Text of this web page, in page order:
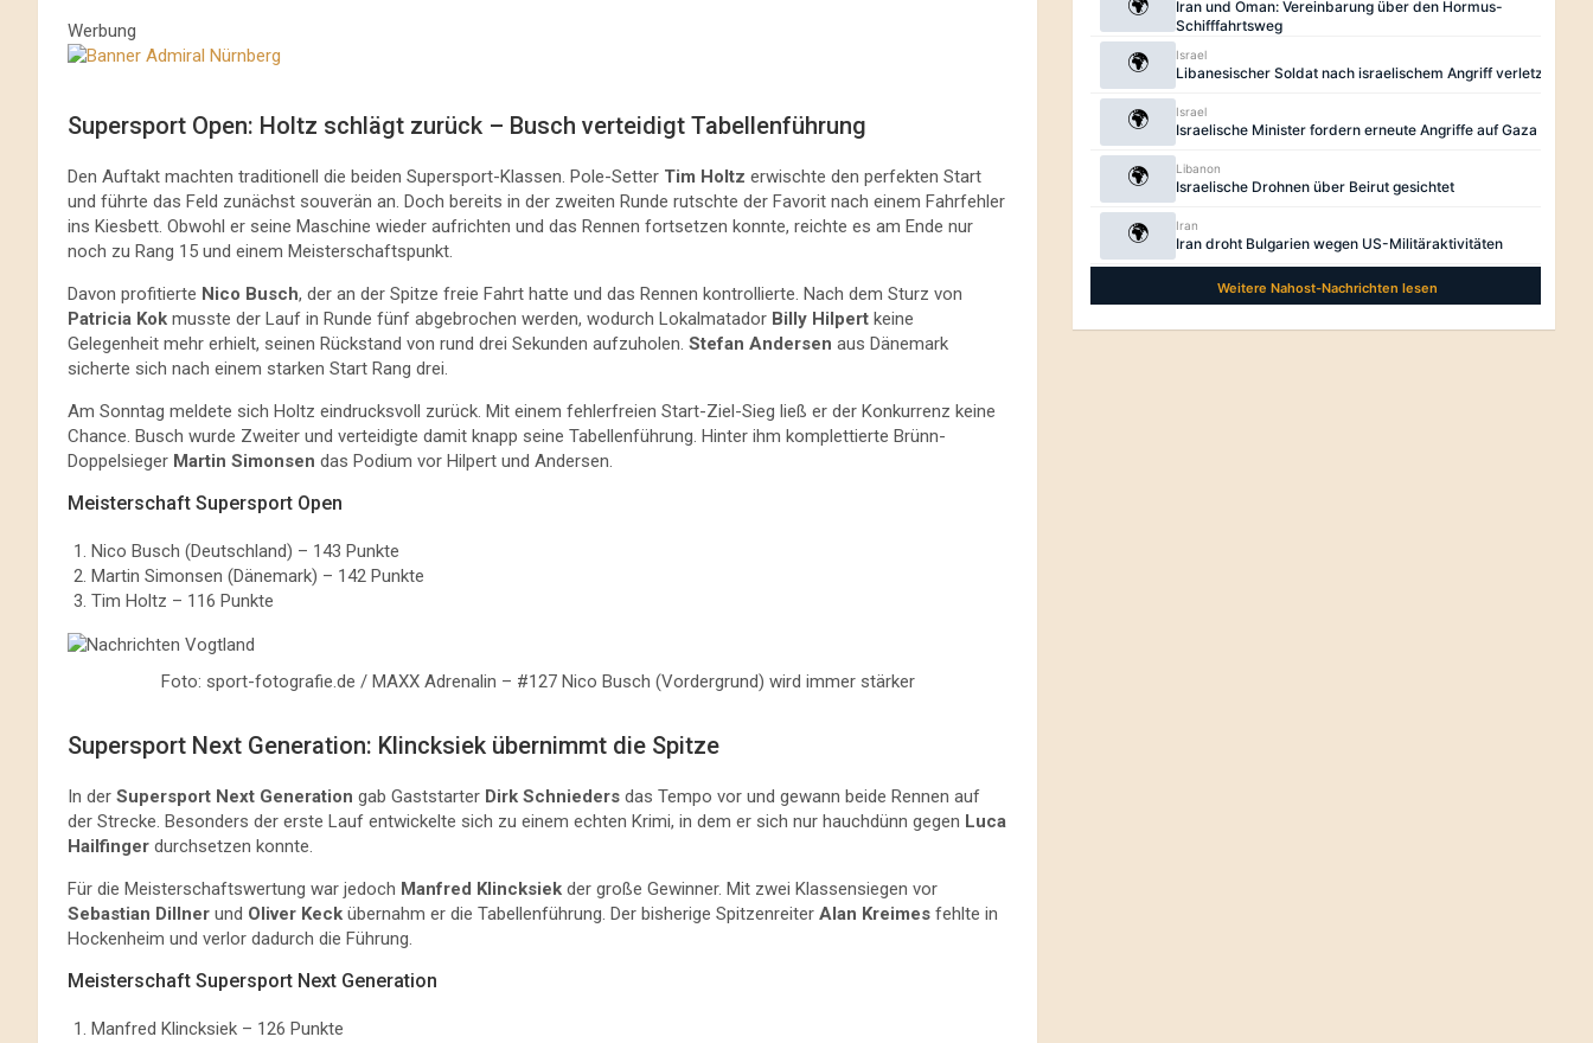
Werbung
Supersport Open: Holtz schlägt zurück – Busch verteidigt Tabellenführung
Den Auftakt machten traditionell die beiden Supersport-Klassen. Pole-Setter Tim Holtz erwischte den perfekten Start
und führte das Feld zunächst souverän an. Doch bereits in der zweiten Runde rutschte der Favorit nach einem Fahrfehler
ins Kiesbett. Obwohl er seine Maschine wieder aufrichten und das Rennen fortsetzen konnte, reichte es am Ende nur
noch zu Rang 15 und einem Meisterschaftspunkt.
Davon profitierte Nico Busch, der an der Spitze freie Fahrt hatte und das Rennen kontrollierte. Nach dem Sturz von
Patricia Kok musste der Lauf in Runde fünf abgebrochen werden, wodurch Lokalmatador Billy Hilpert keine
Gelegenheit mehr erhielt, seinen Rückstand von rund drei Sekunden aufzuholen. Stefan Andersen aus Dänemark
sicherte sich nach einem starken Start Rang drei.
Am Sonntag meldete sich Holtz eindrucksvoll zurück. Mit einem fehlerfreien Start-Ziel-Sieg ließ er der Konkurrenz keine
Chance. Busch wurde Zweiter und verteidigte damit knapp seine Tabellenführung. Hinter ihm komplettierte Brünn-
Doppelsieger Martin Simonsen das Podium vor Hilpert und Andersen.
Meisterschaft Supersport Open
Nico Busch (Deutschland) – 143 Punkte
Martin Simonsen (Dänemark) – 142 Punkte
Tim Holtz – 116 Punkte
Foto: sport-fotografie.de / MAXX Adrenalin – #127 Nico Busch (Vordergrund) wird immer stärker
Supersport Next Generation: Klincksiek übernimmt die Spitze
In der Supersport Next Generation gab Gaststarter Dirk Schnieders das Tempo vor und gewann beide Rennen auf
der Strecke. Besonders der erste Lauf entwickelte sich zu einem echten Krimi, in dem er sich nur hauchdünn gegen Luca
Hailfinger durchsetzen konnte.
Für die Meisterschaftswertung war jedoch Manfred Klincksiek der große Gewinner. Mit zwei Klassensiegen vor
Sebastian Dillner und Oliver Keck übernahm er die Tabellenführung. Der bisherige Spitzenreiter Alan Kreimes fehlte in
Hockenheim und verlor dadurch die Führung.
Meisterschaft Supersport Next Generation
Manfred Klincksiek – 126 Punkte